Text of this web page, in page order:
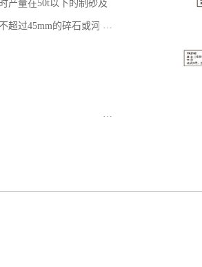
产量在50t以下的制砂及
超过45mm的碎石或河卵